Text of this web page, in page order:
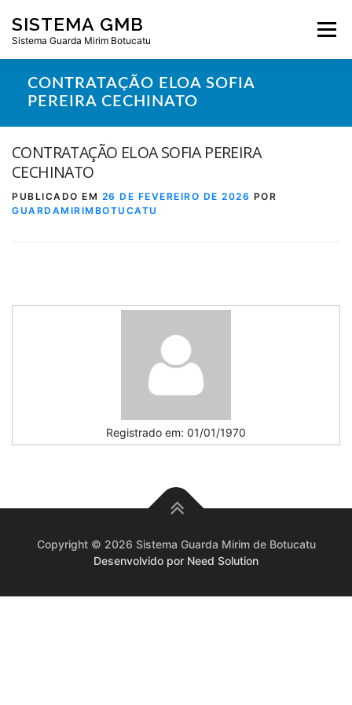
para
conteúdo
SISTEMA GMB
Sistema Guarda Mirim Botucatu
Menu
CONTRATAÇÃO ELOA SOFIA
PEREIRA CECHINATO
CONTRATAÇÃO ELOA SOFIA PEREIRA
CECHINATO
PUBLICADO EM 26 DE FEVEREIRO DE 2026 POR
GUARDAMIRIMBOTUCATU
Registrado em: 01/01/1970
Copyright © 2026 Sistema Guarda Mirim de Botucatu
Desenvolvido por Need Solution